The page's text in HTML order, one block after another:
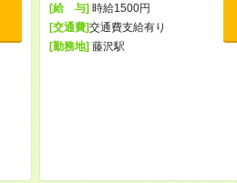
[給 与]時給1500円
[交通費]交通費支給有り
[勤務地]藤沢駅